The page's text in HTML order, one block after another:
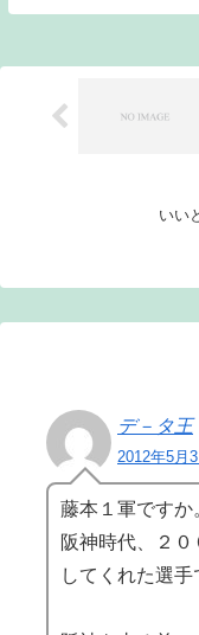
いい
デ－タ王
2012年5月
藤本１軍ですか
阪神時代、２
してくれた選手